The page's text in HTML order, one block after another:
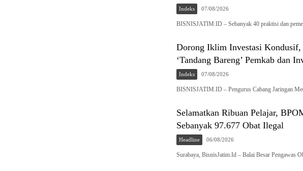
Indeks 07/08/2026
BISNISJATIM.ID – Sebanyak 40 praktisi dan
Dorong Iklim Investasi
‘Tandang Bareng’ Pemkab dan
Indeks 07/08/2026
BISNISJATIM.ID – Pengurus Cabang Jaringan
Selamatkan Ribuan Pelajar,
Sebanyak 97.677 Obat Ilegal
Headline 06/08/2026
Surabaya, BisnisJatim.Id – Balai Besar Pengawas